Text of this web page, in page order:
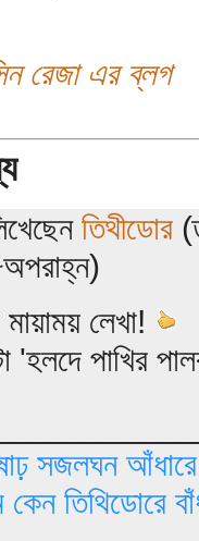
রেজা এর ব্লগ
তিথীডোর
মায়াময় লেখা!
'হলদে পাখির
সজলঘন আঁধারে,
তিথিডোরে